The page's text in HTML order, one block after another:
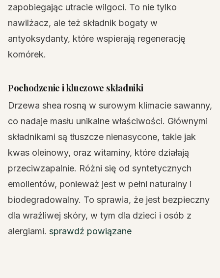
zapobiegając utracie wilgoci. To nie tylko
nawilżacz, ale też składnik bogaty w
antyoksydanty, które wspierają regenerację
komórek.
Pochodzenie i kluczowe składniki
Drzewa shea rosną w surowym klimacie sawanny,
co nadaje masłu unikalne właściwości. Głównymi
składnikami są tłuszcze nienasycone, takie jak
kwas oleinowy, oraz witaminy, które działają
przeciwzapalnie. Różni się od syntetycznych
emolientów, ponieważ jest w pełni naturalny i
biodegradowalny. To sprawia, że jest bezpieczny
dla wrażliwej skóry, w tym dla dzieci i osób z
alergiami. sprawdź powiązane